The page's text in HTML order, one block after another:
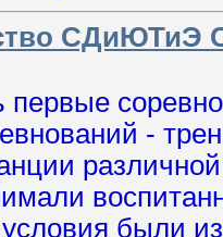
СДиЮТиЭ
первые
-
были